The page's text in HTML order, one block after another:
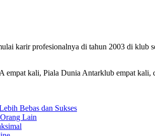
karir profesionalnya di tahun 2003 di klub
kali, Piala Dunia Antarklub empat
Bebas dan Sukses
Lain